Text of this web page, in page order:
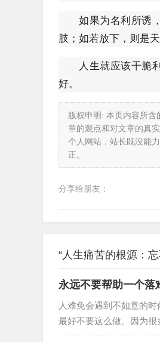
如果为名利所诱
肢；如若放下，则是
人生就应该干脆
好。
版权申明: 本页内容所
章的观点和对文章的真
个人网站，站长既没能
正。
分享给朋友：
“人生痛苦的根源：
永远不要帮助一个落
人难免会遇到不如意的
最好不要这么做。因为
不到什么作用，还会打